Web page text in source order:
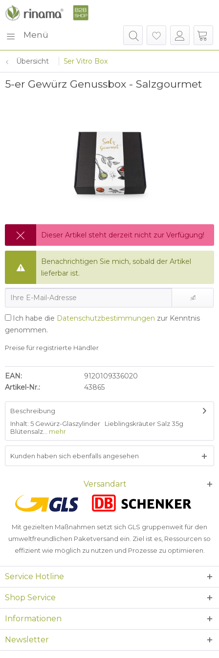
Menü
Übersicht 5er Vitro Box
5-er Gewürz Genussbox - Salzgourmet
Dieser Artikel steht derzeit nicht zur Verfügung!
Benachrichtigen Sie mich, sobald der Artikel
lieferbar ist.
Ich habe die Datenschutzbestimmungen zur Kenntnis
genommen.
Preise für registrierte Händler
EAN:
9120109336020
Artikel-Nr.:
43865
Beschreibung
Inhalt: 5 Gewürz-Glaszylinder Lieblingskräuter Salz 35g
Blütensalz...
mehr
Kunden haben sich ebenfalls angesehen
Versandart
Mit gezielten Maßnahmen setzt sich GLS gruppenweit für den
umweltfreundlichen Paketversand ein. Ziel ist es, Ressourcen so
effizient wie möglich zu nutzen und Prozesse zu optimieren.
Service Hotline
Shop Service
Informationen
Newsletter